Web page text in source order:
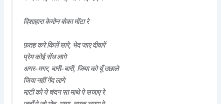
दिशाहारा केमोन बोका मोंटा रे
फ़तह करे किलें सारे, भेद जाए दीवारें
प्रेम कोई सेंध लागे
अगर-मगर, बारी-बारी, जिया को यूँ उछाले
जिया नहीं गेंद लागे
माटी को ये चंदन सा माथे पे सजाए रे